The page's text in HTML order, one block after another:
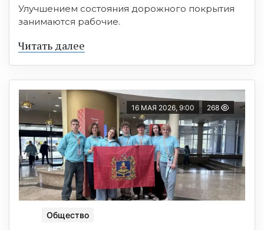
Улучшением состояния дорожного покрытия
занимаются рабочие.
Читать далее
16 МАЯ 2026, 9:00 268
Общество